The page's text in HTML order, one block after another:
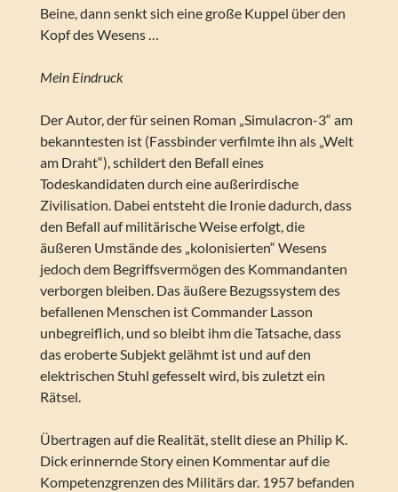
Beine, dann senkt sich eine große Kuppel über den
Kopf des Wesens …
Mein Eindruck
Der Autor, der für seinen Roman „Simulacron-3“ am
bekanntesten ist (Fassbinder verfilmte ihn als „Welt
am Draht“), schildert den Befall eines
Todeskandidaten durch eine außerirdische
Zivilisation. Dabei entsteht die Ironie dadurch, dass
den Befall auf militärische Weise erfolgt, die
äußeren Umstände des „kolonisierten“ Wesens
jedoch dem Begriffsvermögen des Kommandanten
verborgen bleiben. Das äußere Bezugssystem des
befallenen Menschen ist Commander Lasson
unbegreiflich, und so bleibt ihm die Tatsache, dass
das eroberte Subjekt gelähmt ist und auf den
elektrischen Stuhl gefesselt wird, bis zuletzt ein
Rätsel.
Übertragen auf die Realität, stellt diese an Philip K.
Dick erinnernde Story einen Kommentar auf die
Kompetenzgrenzen des Militärs dar. 1957 befanden